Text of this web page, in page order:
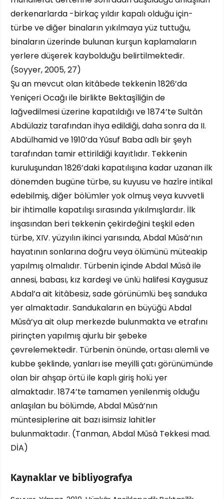
derkenarlarda -birkaç yıldır kapalı olduğu için-
türbe ve diğer binaların yıkılmaya yüz tuttuğu,
binaların üzerinde bulunan kurşun kaplamaların
yerlere düşerek kaybolduğu belirtilmektedir.
(Soyyer, 2005, 27)
Şu an mevcut olan kitâbede tekkenin 1826’da
Yeniçeri Ocağı ile birlikte Bektaşîliğin de
lağvedilmesi üzerine kapatıldığı ve 1874’te Sultân
Abdülaziz tarafından ihya edildiği, daha sonra da II.
Abdülhamid ve 1910’da Yûsuf Baba adlı bir şeyh
tarafından tamir ettirildiği kayıtlıdır. Tekkenin
kuruluşundan 1826’daki kapatılışına kadar uzanan ilk
dönemden bugüne türbe, su kuyusu ve hazîre intikal
edebilmiş, diğer bölümler yok olmuş veya kuvvetli
bir ihtimalle kapatılışı sırasında yıkılmışlardır. İlk
inşasından beri tekkenin çekirdeğini teşkil eden
türbe, XIV. yüzyılın ikinci yarısında, Abdal Mûsâ’nın
hayatının sonlarına doğru veya ölümünü müteakip
yapılmış olmalıdır. Türbenin içinde Abdal Mûsâ ile
annesi, babası, kız kardeşi ve ünlü halifesi Kaygusuz
Abdal’a ait kitâbesiz, sade görünümlü beş sanduka
yer almaktadır. Sandukaların en büyüğü Abdal
Mûsâ’ya ait olup merkezde bulunmakta ve etrafını
pirinçten yapılmış ajurlu bir şebeke
çevrelemektedir. Türbenin önünde, ortası alemli ve
kubbe şeklinde, yanları ise meyilli çatı görünümünde
olan bir ahşap örtü ile kaplı giriş holü yer
almaktadır. 1874’te tamamen yenilenmiş olduğu
anlaşılan bu bölümde, Abdal Mûsâ’nın
müntesiplerine ait bazı isimsiz lahitler
bulunmaktadır. (Tanman, Abdal Mûsâ Tekkesi mad.
DİA)
Kaynaklar ve bibliyografya